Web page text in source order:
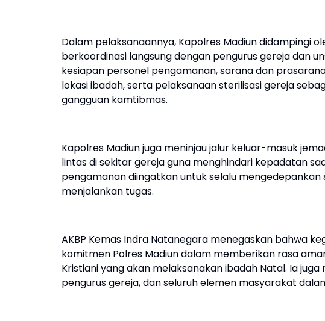
Dalam pelaksanaannya, Kapolres Madiun didampingi
berkoordinasi langsung dengan pengurus gereja dan
kesiapan personel pengamanan, sarana dan
lokasi ibadah, serta pelaksanaan sterilisasi gereja
gangguan kamtibmas.
Kapolres Madiun juga meninjau jalur keluar-masuk
lintas di sekitar gereja guna menghindari kepadatan
pengamanan diingatkan untuk selalu
menjalankan tugas.
AKBP Kemas Indra Natanegara menegaskan bahwa
komitmen Polres Madiun dalam memberikan rasa
Kristiani yang akan melaksanakan ibadah Natal. Ia
pengurus gereja, dan seluruh elemen masyarakat